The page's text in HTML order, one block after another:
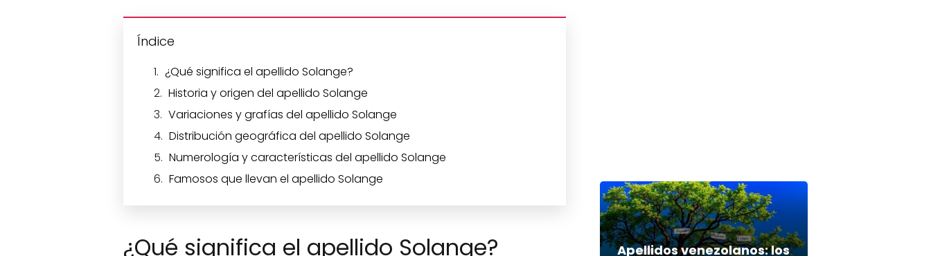
Índice
¿Qué significa el apellido Solange?
Historia y origen del apellido Solange
Variaciones y grafías del apellido Solange
Distribución geográfica del apellido Solange
Numerología y características del apellido Solange
Famosos que llevan el apellido Solange
¿Qué significa el apellido Solange?
Apellidos venezolanos: los